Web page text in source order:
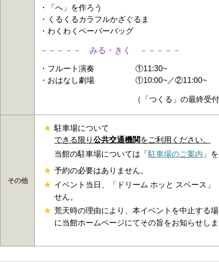
・「へ」を作ろう
・くるくるカラフルかざぐるま
・わくわくペーパーバッグ
－－－－－ みる・きく －－－－－
・フルート演奏 ①11:30~
・おはなし劇場 ①10:00~／②11:00~
（「つくる」の最終受付は15
その他
駐車場について
できる限り 公共交通機関 をご利用ください。
当館の駐車場については「 駐車場のご案内 」
予約の必要はありません。
イベント当日、「ドリーム ホッと スペース
せん。
荒天時の理由により、本イベントを中止する
に当館ホームページにてその旨をお知らせし